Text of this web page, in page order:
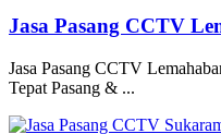
Jasa Pasang CCTV
Jasa Pasang CCTV
Tepat Pasang & ...